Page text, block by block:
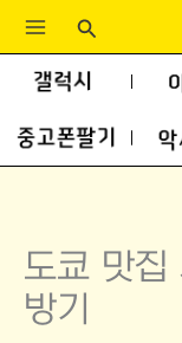
텐
건
검
색
도쿄 맛집
방기